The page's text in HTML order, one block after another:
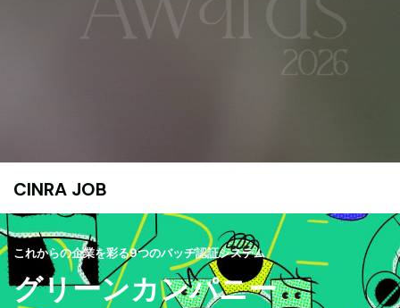
CINRA JOB
これからの企業を彩る9つのバッヂ認証システム
グリーンカンパニー